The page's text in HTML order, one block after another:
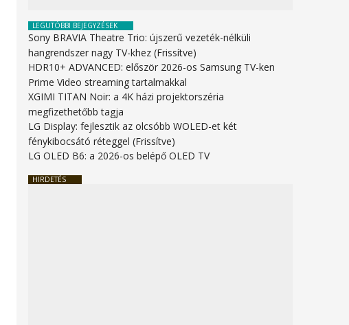
LEGUTÓBBI BEJEGYZÉSEK
Sony BRAVIA Theatre Trio: újszerű vezeték-nélküli
hangrendszer nagy TV-khez (Frissítve)
HDR10+ ADVANCED: először 2026-os Samsung TV-ken
Prime Video streaming tartalmakkal
XGIMI TITAN Noir: a 4K házi projektorszéria
megfizethetőbb tagja
LG Display: fejlesztik az olcsóbb WOLED-et két
fénykibocsátó réteggel (Frissítve)
LG OLED B6: a 2026-os belépő OLED TV
HIRDETÉS